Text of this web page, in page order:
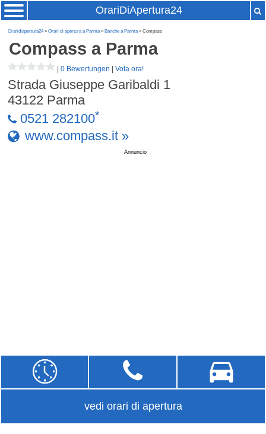
OrariDiApertura24
Oraridiapertura24»Orari di apertura a Parma» Banche a Parma» Compass
Compass a Parma
|0 Bewertungen |Vota ora!
Strada Giuseppe Garibaldi 1
43122 Parma
0521 282100*
www.compass.it »
Annuncio
vedi orari di apertura